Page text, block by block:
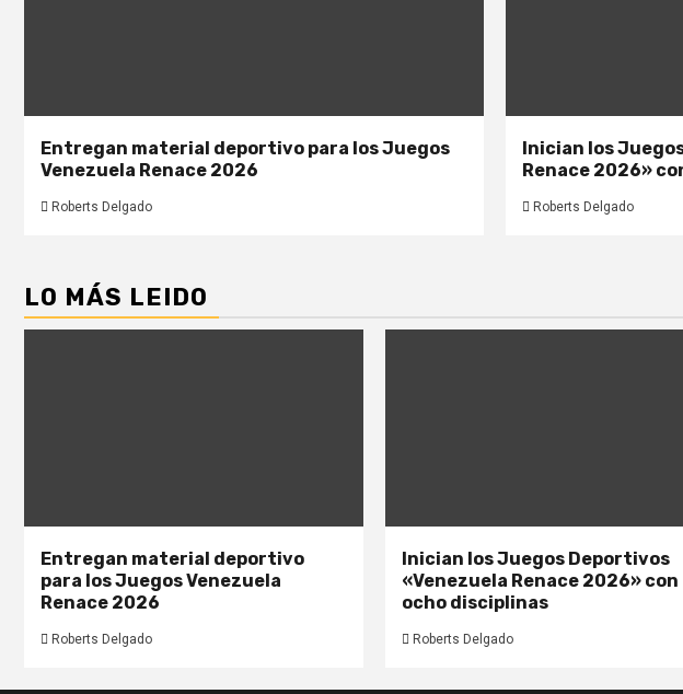
Entregan material deportivo para los Juegos
Venezuela Renace 2026
Roberts Delgado
Inician los
Renace 2026»
Roberts Delgado
LO MÁS LEIDO
Entregan material deportivo
para los Juegos Venezuela
Renace 2026
Roberts Delgado
Inician los Juegos Deportivos
«Venezuela Renace 2026» con
ocho disciplinas
Roberts Delgado